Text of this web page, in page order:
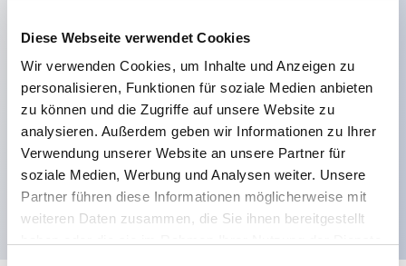
Diese Webseite verwendet Cookies
Wir verwenden Cookies, um Inhalte und Anzeigen zu
personalisieren, Funktionen für soziale Medien anbieten
zu können und die Zugriffe auf unsere Website zu
analysieren. Außerdem geben wir Informationen zu Ihrer
Verwendung unserer Website an unsere Partner für
soziale Medien, Werbung und Analysen weiter. Unsere
Partner führen diese Informationen möglicherweise mit
weiteren Daten zusammen, die Sie ihnen bereitgestellt
Isolierung zwischen den 2 Kontakten).
59,9 mm (※ 22-stufiger Kontaktblock).
Platzsparendes Design möglich.
Sicherheitsstruktur der 3. Generation: 2-Aktions-
Freisetzung, integrierter Schutz, IP20-
Fingerschutzstruktur